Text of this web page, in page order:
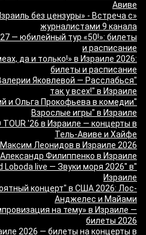
Авиве
без цензуры» - Встреча с
журналистами 9 канала
— юбилейный тур «50!»: билеты
и расписание
да и только!» в Израиле 2026:
билеты и расписание
Яковлевой — Расслабься
так у всех!" в Израиле
и Ольга Прокофьева в комедии
Взрослые игры" в Израиле
TOUR '26 в Израиле — концерты в
Тель-Авиве и Хайфе
Максим Леонидов в Израиле 2026
Александр Филиппенко в Израиле
Loboda live — Звуки моря 2026" в
Израиле
концерт" в США 2026: Лос-
Анджелес и Майами
на тему» в Израиле —
билеты 2026
2026 — билеты на концерты в